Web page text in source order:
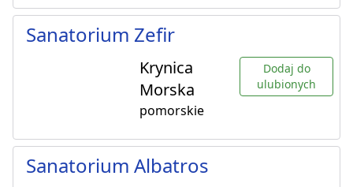
Sanatorium Zefir
Krynica
Morska
pomorskie
Dodaj do
ulubionych
Sanatorium Albatros